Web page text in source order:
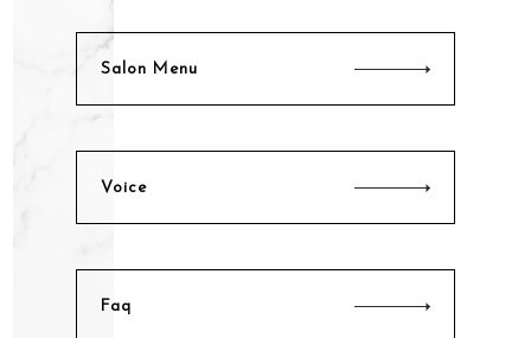
Salon Menu
Voice
Faq
青森県弘前市高杉神原275-2
営業時間 │ 9:00～19:00（最終受付16時）